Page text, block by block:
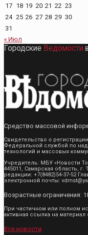
17 18 19 20 21 22 23
24 25 26 27 28 29 30
31
« Июл
Городские Ведомости
Средство массовой
Свидетельство о
Федеральной службой по
технологий и массовых
Учредитель: МБУ «Новости
445011, Самарская область,
редакции: +7(8482)54-37-52
электронной почты:
Возрастные ограничения:
При частичном или полном
активная ссылка на материал
Все новости